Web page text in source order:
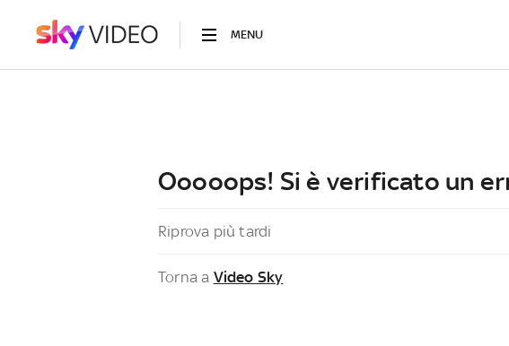
MENU
Ooooops! Si è verificato un
Riprova più tardi
Torna a Video Sky